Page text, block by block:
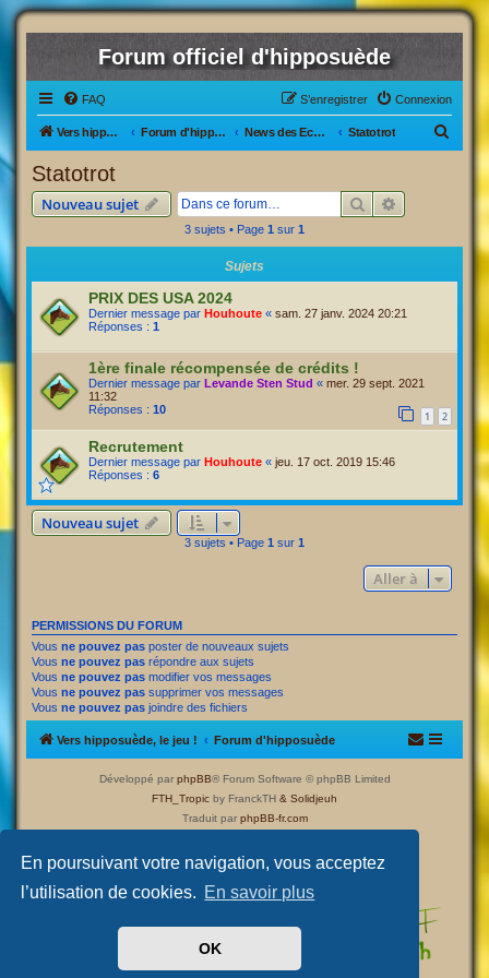
En poursuivant votre navigation, vous acceptez
l’utilisation de cookies. En savoir plus
OK
Forum officiel d'hipposuède
FAQ Connexion
S’enregistrer
Vers hipposuède, le jeu ! Forum d'hipposuède News des Ecuries Statotrot
Statotrot
Nouveau sujet RechercherRecherche
3 sujets • Page 1 sur 1
Sujets
PRIX DES USA 2024
Dernier message par Houhoute « sam. 27 janv. 2024 20:21
Réponses : 1
1ère finale récompensée de crédits !
Dernier message par Levande Sten Stud « mer. 29 sept. 2021
11:32
Réponses : 10 1 2
Recrutement
Dernier message par Houhoute « jeu. 17 oct. 2019 15:46
Réponses : 6
Nouveau sujet
3 sujets • Page 1 sur 1
Aller à
PERMISSIONS DU FORUM
Vous ne pouvez pas poster de nouveaux sujets
Vous ne pouvez pas répondre aux sujets
Vous ne pouvez pas modifier vos messages
Vous ne pouvez pas supprimer vos messages
Vous ne pouvez pas joindre des fichiers
Vers hipposuède, le jeu ! Forum d'hipposuède
Développé par phpBB® Forum Software © phpBB Limited
FTH_Tropic by FranckTH & Solidjeuh
Traduit par phpBB-fr.com